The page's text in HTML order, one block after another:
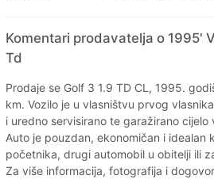
Komentari prodavatelja o 1995'
Td
Prodaje se Golf 3 1.9 TD CL, 1995.
km. Vozilo je u vlasništvu prvog
i uredno servisirano te garažirano cijelo
Auto je pouzdan, ekonomičan i idealan
početnika, drugi automobil u obitelji ili
Za više informacija, fotografija i